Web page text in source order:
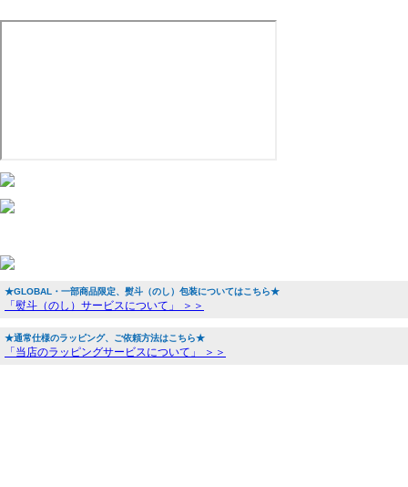
★GLOBAL・一部商品限定、熨斗（のし）包装についてはこちら★
「熨斗（のし）サービスについて」 ＞＞
★通常仕様のラッピング、ご依頼方法はこちら★
「当店のラッピングサービスについて」 ＞＞